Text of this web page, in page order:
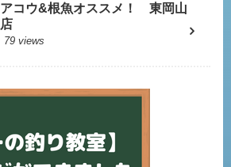
アコウ&根魚オススメ！ 東岡山
店
79 views